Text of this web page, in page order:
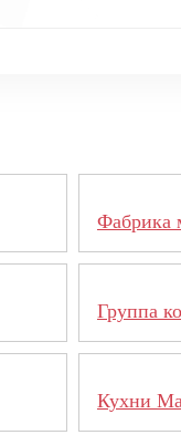
Фабрика
Группа
Кухни